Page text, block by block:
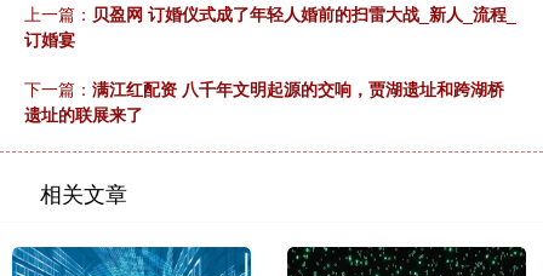
上一篇： 贝盈网 订婚仪式成了年轻人婚前的扫雷大战_新人_流程_
订婚宴
下一篇： 满江红配资 八千年文明起源的交响，贾湖遗址和跨湖桥
遗址的联展来了
相关文章